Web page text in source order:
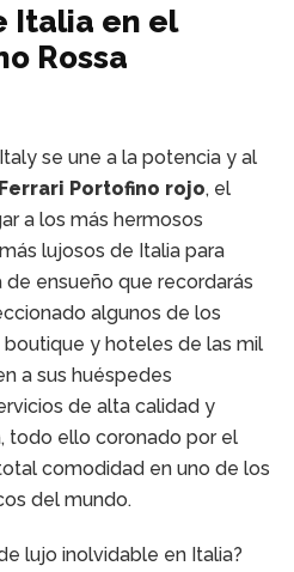
Italia en el
Rossa
se une a la potencia y al
Ferrari Portofino rojo, el
a los más hermosos
lujosos de Italia para
ensueño que recordarás
algunos de los
y hoteles de las mil
a sus huéspedes
de alta calidad y
todo ello coronado por el
comodidad en uno de los
del mundo.
lujo inolvidable en Italia?